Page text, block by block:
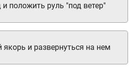
положить руль "под ветер"
якорь и развернуться на нем